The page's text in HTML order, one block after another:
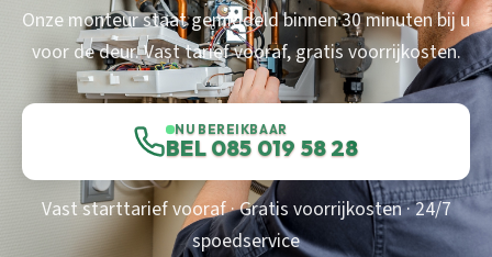
Onze monteur staat gemiddeld binnen 30 minuten bij u
voor de deur. Vast tarief vooraf, gratis voorrijkosten.
NU BEREIKBAAR
BEL 085 019 58 28
Vast starttarief vooraf · Gratis voorrijkosten · 24/7
spoedservice